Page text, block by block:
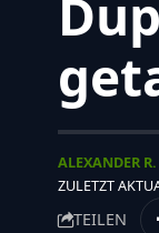
ZULETZT
ALEXANDER
TEILEN